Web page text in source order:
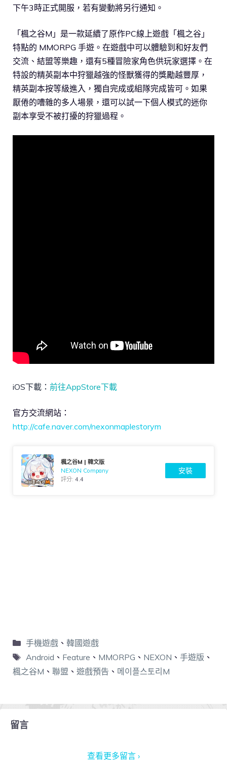
下午3時正式開服，若有變動將另行通知。
「楓之谷M」是一款延續了原作PC線上遊戲「楓之谷」
特點的 MMORPG 手遊。在遊戲中可以體驗到和好友們
交流、結盟等樂趣，還有5種冒險家角色供玩家選擇。在
特設的精英副本中狩獵越強的怪獸獲得的獎勵越豐厚，
精英副本按等級進入，獨自完成或組隊完成皆可。如果
厭倦的嘈雜的多人場景，還可以試一下個人模式的迷你
副本享受不被打擾的狩獵過程。
iOS下載： 前往AppStore下載
官方交流網站：
http://cafe.naver.com/nexonmaplestorym
楓之谷M | 韓文版
NEXON Company
評分:4.4
安裝
手機遊戲、 韓國遊戲
Android 、 Feature 、 MMORPG 、 NEXON 、 手遊版 、
楓之谷M 、 聯盟 、 遊戲預告 、 메이플스토리M
留言
查看更多留言 ›